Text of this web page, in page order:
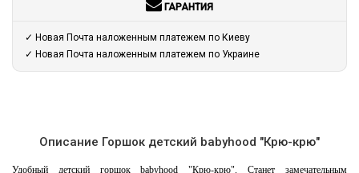
ГАРАНТИЯ
✓ Новая Почта наложенным платежем по Киеву
✓ Новая Почта наложенным платежем по Украине
Описание Горшок детский babyhood "Крю-крю"
Удобный детский горшок babyhood "Крю-крю". Станет замечательным